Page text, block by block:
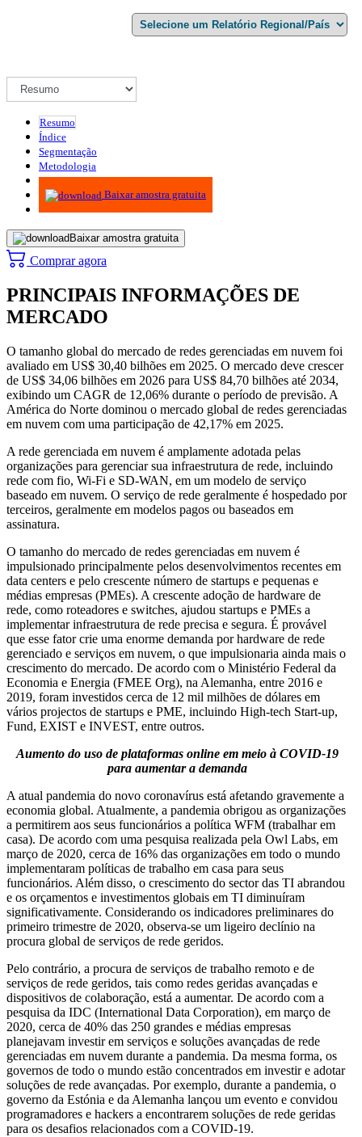
Resumo
Índice
Segmentação
Metodologia
Infográficos
Baixar amostra gratuita
Baixar amostra gratuita
Comprar agora
PRINCIPAIS INFORMAÇÕES DE
MERCADO
O tamanho global do mercado de redes gerenciadas em nuvem foi
avaliado em US$ 30,40 bilhões em 2025. O mercado deve crescer
de US$ 34,06 bilhões em 2026 para US$ 84,70 bilhões até 2034,
exibindo um CAGR de 12,06% durante o período de previsão. A
América do Norte dominou o mercado global de redes gerenciadas
em nuvem com uma participação de 42,17% em 2025.
A rede gerenciada em nuvem é amplamente adotada pelas
organizações para gerenciar sua infraestrutura de rede, incluindo
rede com fio, Wi-Fi e SD-WAN, em um modelo de serviço
baseado em nuvem. O serviço de rede geralmente é hospedado por
terceiros, geralmente em modelos pagos ou baseados em
assinatura.
O tamanho do mercado de redes gerenciadas em nuvem é
impulsionado principalmente pelos desenvolvimentos recentes em
data centers e pelo crescente número de startups e pequenas e
médias empresas (PMEs). A crescente adoção de hardware de
rede, como roteadores e switches, ajudou startups e PMEs a
implementar infraestrutura de rede precisa e segura. É provável
que esse fator crie uma enorme demanda por hardware de rede
gerenciado e serviços em nuvem, o que impulsionaria ainda mais o
crescimento do mercado. De acordo com o Ministério Federal da
Economia e Energia (FMEE Org), na Alemanha, entre 2016 e
2019, foram investidos cerca de 12 mil milhões de dólares em
vários projectos de startups e PME, incluindo High-tech Start-up,
Fund, EXIST e INVEST, entre outros.
Aumento do uso de plataformas online em meio à COVID-19
para aumentar a demanda
A atual pandemia do novo coronavírus está afetando gravemente a
economia global. Atualmente, a pandemia obrigou as organizações
a permitirem aos seus funcionários a política WFM (trabalhar em
casa). De acordo com uma pesquisa realizada pela Owl Labs, em
março de 2020, cerca de 16% das organizações em todo o mundo
implementaram políticas de trabalho em casa para seus
funcionários. Além disso, o crescimento do sector das TI abrandou
e os orçamentos e investimentos globais em TI diminuíram
significativamente. Considerando os indicadores preliminares do
primeiro trimestre de 2020, observa-se um ligeiro declínio na
procura global de serviços de rede geridos.
Pelo contrário, a procura de serviços de trabalho remoto e de
serviços de rede geridos, tais como redes geridas avançadas e
dispositivos de colaboração, está a aumentar. De acordo com a
pesquisa da IDC (International Data Corporation), em março de
2020, cerca de 40% das 250 grandes e médias empresas
planejavam investir em serviços e soluções avançadas de rede
gerenciadas em nuvem durante a pandemia. Da mesma forma, os
governos de todo o mundo estão concentrados em investir e adotar
soluções de rede avançadas. Por exemplo, durante a pandemia, o
governo da Estónia e da Alemanha lançou um evento e convidou
programadores e hackers a encontrarem soluções de rede geridas
para os desafios relacionados com a COVID-19.